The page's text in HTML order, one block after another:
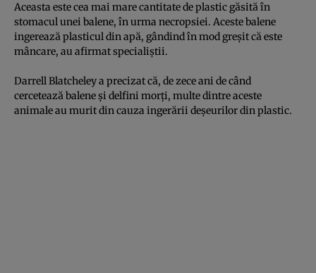
Aceasta este cea mai mare cantitate de plastic găsită în
stomacul unei balene, în urma necropsiei. Aceste balene
ingerează plasticul din apă, gândind în mod greşit că este
mâncare, au afirmat specialiştii.
Darrell Blatcheley a precizat că, de zece ani de când
cercetează balene şi delfini morţi, multe dintre aceste
animale au murit din cauza ingerării deşeurilor din plastic.